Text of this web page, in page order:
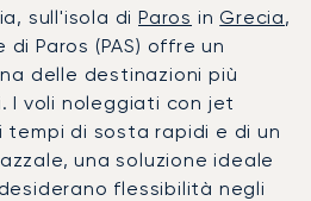
sull'isola diParos inGrecia,
Paros (PAS) offre un
delle destinazioni più
I voli noleggiati con jet
di sosta rapidi e di un
una soluzione ideale
flessibilità negli